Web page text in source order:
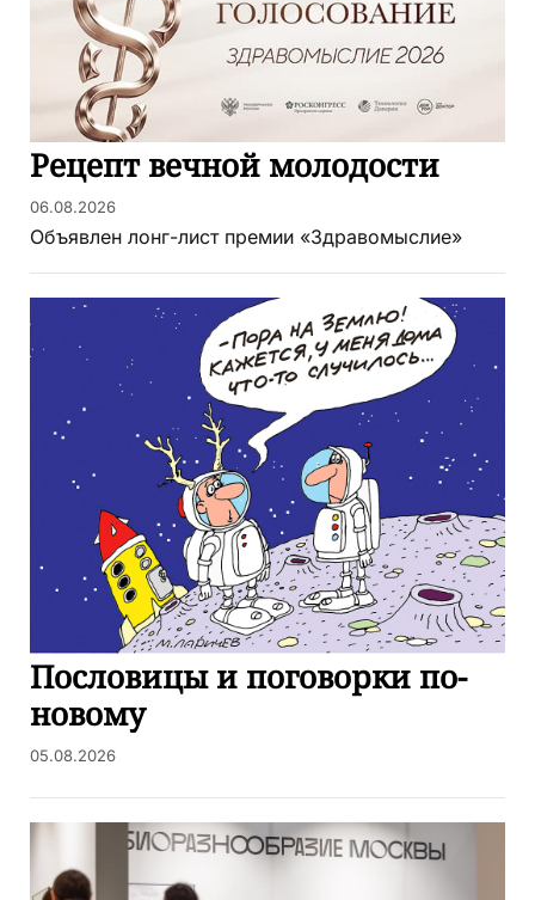
Рецепт вечной молодости
06.08.2026
Объявлен лонг-лист премии «Здравомыслие»
Пословицы и поговорки по-
новому
05.08.2026